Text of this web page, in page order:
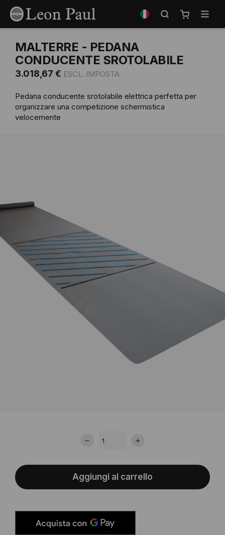
Salta
contenuto
negozio
Carrello
MALTERRE - PEDANA
CONDUCENTE SROTOLABILE
3.018,67 €
Pedana conducente srotolabile elettrica perfetta per
organizzare una competizione schermistica
velocemente
Aggiungi al carrello